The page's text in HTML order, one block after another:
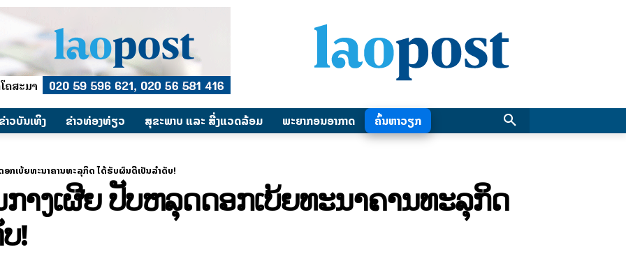
າວບັນເທິງ ​ຂ່າວທ່ອງທ່ຽວ ສຸຂະພາບ ແລະ ສີ່ງແວດລ້ອມ ພະຍາກອນອາກາດ ຄົ້ນຫາວຽກ
ກເບ້ຍທະນາຄານທະລຸກິດ ໄດ້ຮັບຜົນດີເປັນລຳດັບ!
າງເຜີຍ ປັບຫລຸດດອກເບ້ຍທະນາຄານທະລຸກິດ
!